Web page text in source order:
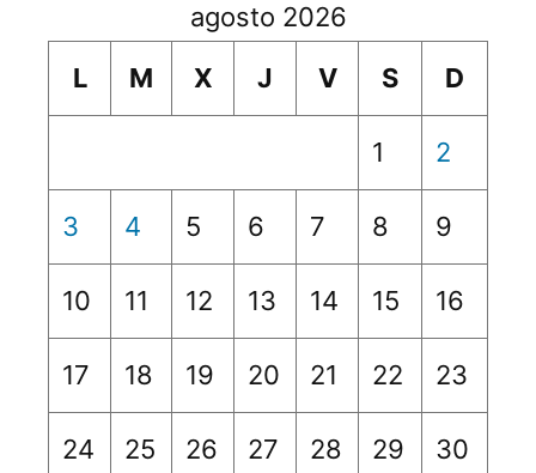
agosto 2026
L
M X J V S D
1 2
3 4 5 6 7 8 9
10 11 12 13 14 15 16
17 18 19 20 21 22 23
24 25 26 27 28 29 30